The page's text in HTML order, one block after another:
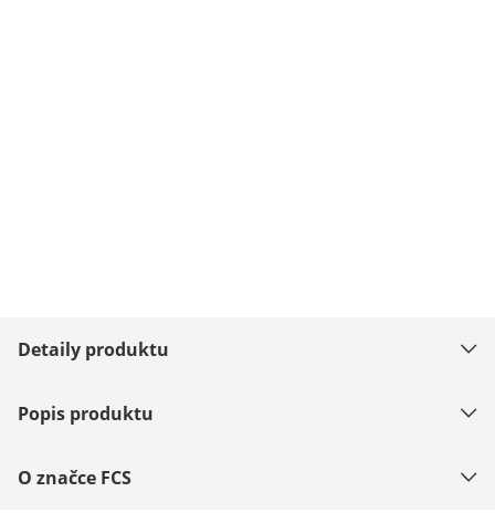
Detaily produktu
Popis produktu
O značce FCS